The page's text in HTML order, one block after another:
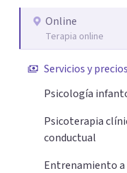
necesaria para
comunicación entre ustedes.
adolescentes que
timidez, la rebeldía o
educar sin perder la
para dar el primer
más armoniosa,
Online
Terapia online
Servicios y precios
Psicología
Psicoterapia
conductual
Entrenamiento a